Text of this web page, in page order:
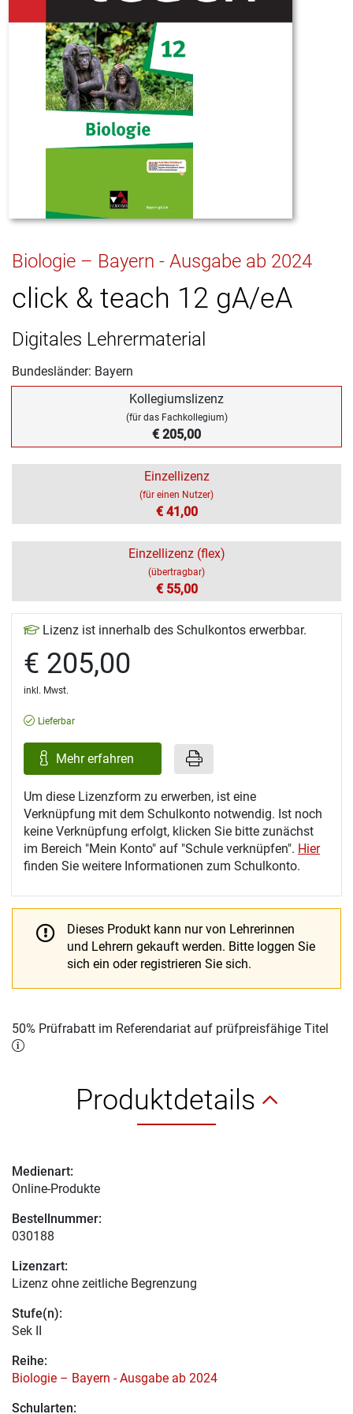
Biologie – Bayern - Ausgabe ab 2024
click & teach 12 gA/eA
Digitales Lehrermaterial
Bundesländer: Bayern
Kollegiumslizenz
(für das Fachkollegium)
€ 205,00
Einzellizenz
(für einen Nutzer)
€ 41,00
Einzellizenz (flex)
(übertragbar)
€ 55,00
Lizenz ist innerhalb des Schulkontos erwerbbar.
€ 205,00
inkl. Mwst.
Lieferbar
Mehr erfahren
Um diese Lizenzform zu erwerben, ist eine
Verknüpfung mit dem Schulkonto notwendig. Ist noch
keine Verknüpfung erfolgt, klicken Sie bitte zunächst
im Bereich "Mein Konto" auf "Schule verknüpfen". Hier
finden Sie weitere Informationen zum Schulkonto.
Dieses Produkt kann nur von Lehrerinnen
und Lehrern gekauft werden. Bitte loggen Sie
sich ein oder registrieren Sie sich.
50% Prüfrabatt im Referendariat auf prüfpreisfähige Titel
Produktdetails
Medienart:
Online-Produkte
Bestellnummer:
030188
Lizenzart:
Lizenz ohne zeitliche Begrenzung
Stufe(n):
Sek II
Reihe:
Biologie – Bayern - Ausgabe ab 2024
Schularten: